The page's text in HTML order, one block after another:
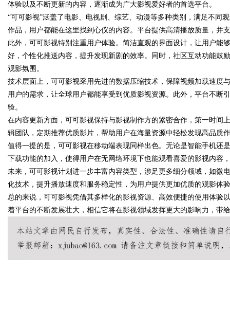
uz
!
体验以及不断更新的内容，逐渐成为广大影视爱好者的首选平台。
“可可影视”涵盖了电影、电视剧、综艺、动漫等多种类别，满足不同
作品，用户都能在这里找到心仪的内容。平台提供高清播放质量，并
此外，可可影视特别注重用户体验。简洁直观的界面设计，让用户能
好，个性化推送内容，提升发现新剧的效率。同时，社区互动功能鼓
观影氛围。
技术层面上，可可影视采用先进的数据压缩技术，保障视频加载速度
用户的需求，让全球用户都能享受到优质影视资源。此外，平台不断
验。
在内容更新方面，可可影视保持与影视制作方的紧密合作，第一时间
辑团队，定期推荐优质影片，帮助用户在海量资源中轻松发现高品质
值得一提的是，可可影视在移动端表现同样出色。无论是智能手机还
下载功能的加入，使得用户在无网络环境下也能观看喜爱的影视内容
未来，可可影视计划进一步丰富内容类型，涉足更多细分领域，如微
化技术，提升播放速度和服务稳定性，为用户提供更加优质的观影体
总的来说，可可影视凭借其多样化的影视资源、高效便捷的使用体验
着平台的不断发展壮大，相信它将在影视领域发挥更大的影响力，带